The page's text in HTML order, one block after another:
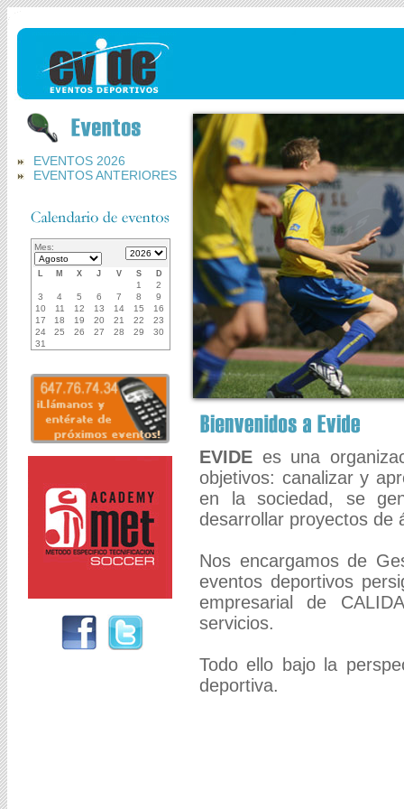
EVENTOS 2026
EVENTOS ANTERIORES
Mes:
L M X J V S D
1
2
3
4 5 6 7 8
9
10
11 12 13 14 15
16
17
18 19 20 21 22
23
24
25 26 27 28 29
30
31
EVIDE es una
objetivos: canalizar y
en la sociedad, se
desarrollar proyectos de
Nos encargamos de
eventos deportivos
empresarial de
servicios.
Todo ello bajo la
deportiva.